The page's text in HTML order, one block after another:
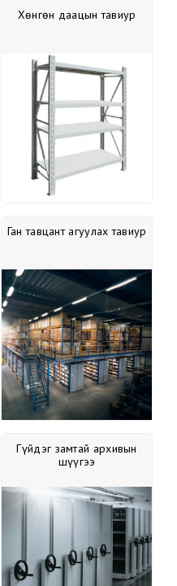
Хөнгөн даацын тавиур
Ган тавцант агуулах тавиур
Гүйдэг замтай архивын
шүүгээ